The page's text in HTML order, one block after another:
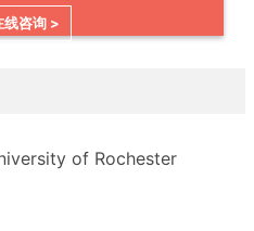
线咨询 >
of Rochester